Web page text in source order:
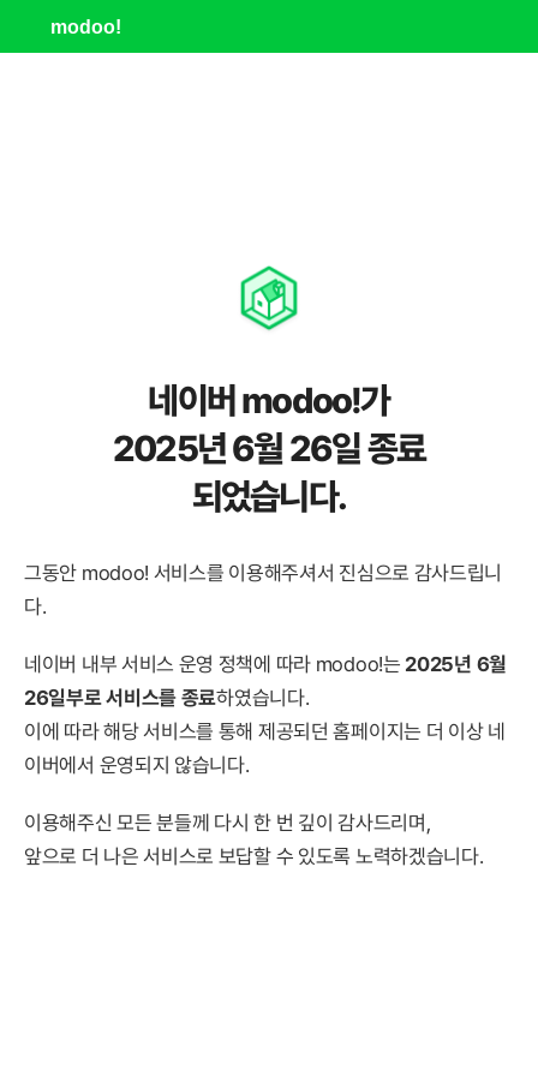
modoo!
네이버 modoo!가
2025년 6월 26일 종료
되었습니다.
그동안 modoo! 서비스를 이용해주셔서 진심으로 감사드립니
다.
네이버 내부 서비스 운영 정책에 따라 modoo!는 2025년 6월
26일부로 서비스를 종료하였습니다.
이에 따라 해당 서비스를 통해 제공되던 홈페이지는 더 이상 네
이버에서 운영되지 않습니다.
이용해주신 모든 분들께 다시 한 번 깊이 감사드리며,
앞으로 더 나은 서비스로 보답할 수 있도록 노력하겠습니다.